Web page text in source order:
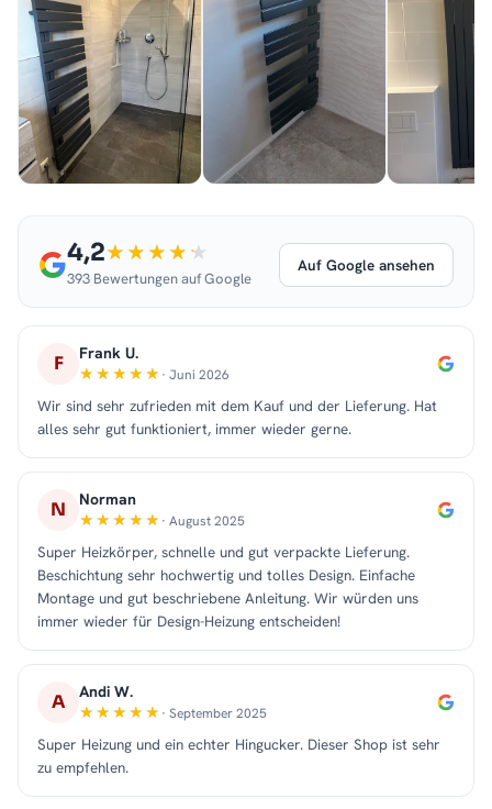
4,2
393 Bewertungen auf Google
Auf Google ansehen
F Frank U.
· Juni 2026
Wir sind sehr zufrieden mit dem Kauf und der Lieferung. Hat
alles sehr gut funktioniert, immer wieder gerne.
N Norman
· August 2025
Super Heizkörper, schnelle und gut verpackte Lieferung.
Beschichtung sehr hochwertig und tolles Design. Einfache
Montage und gut beschriebene Anleitung. Wir würden uns
immer wieder für Design-Heizung entscheiden!
A Andi W.
· September 2025
Super Heizung und ein echter Hingucker. Dieser Shop ist sehr
zu empfehlen.